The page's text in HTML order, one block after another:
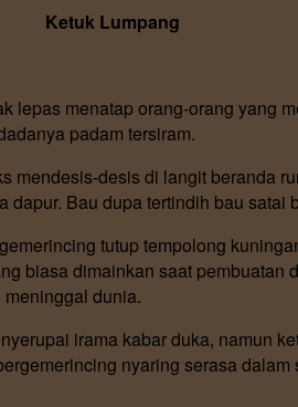
Ketuk Lumpang
lepas menatap orang-orang yang
padam tersiram.
mendesis-desis di langit beranda
Bau dupa tertindih bau satai
tutup tempolong
biasa dimainkan saat pembuatan
dunia.
irama kabar duka, namun
nyaring serasa